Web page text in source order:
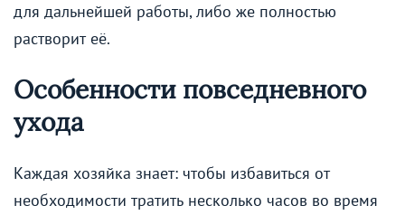
для дальнейшей работы, либо же полностью
растворит её.
Особенности повседневного
ухода
Каждая хозяйка знает: чтобы избавиться от
необходимости тратить несколько часов во время